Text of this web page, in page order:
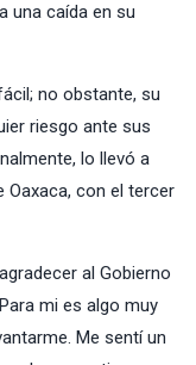
una caída en su
no obstante, su
riesgo ante sus
lo llevó a
con el tercer
al Gobierno
mi es algo muy
Me sentí un